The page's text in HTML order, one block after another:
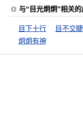
与“目光炯炯”相关
目下十行 目不交睫
炯炯有神